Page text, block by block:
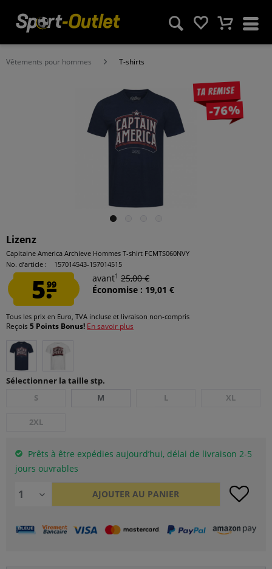
Vêtements pour hommes T-shirts
Ta remise
-76%
Lizenz
Capitaine America Archieve Hommes T-shirt FCMTS060NVY
No. d’article :
157014543-157014515
5.99
avant1 25,00 €
Économise : 19,01 €
Tous les prix en Euro, TVA incluse et livraison non-compris
Reçois 5 Points Bonus! En savoir plus
Sélectionner la taille stp.
S
M L XL
2XL
Prêts à être expédies aujourd’hui, délai de livraison 2-5
jours ouvrables
AJOUTER AU PANIER